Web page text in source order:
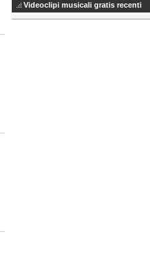
Videoclipi musicali gratis recenti